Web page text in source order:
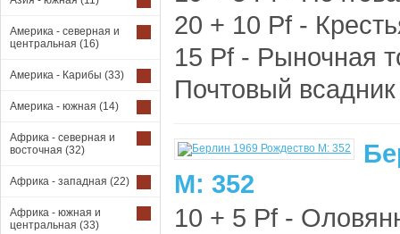
Америка - северная и
центральная (16)
Америка - Карибы (33)
Америка - южная (14)
Африка - северная и
восточная (32)
Африка - западная (22)
Африка - южная и
центральная (33)
20 + 10 Pf -
15 Pf - Рыночная
Почтовый всадник
М: 352
10 + 5 Pf -